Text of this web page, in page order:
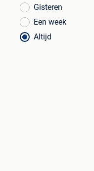
Gisteren
Een week
Altijd